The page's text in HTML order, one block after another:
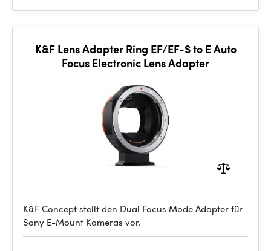
K&F Lens Adapter Ring EF/EF-S to E Auto
Focus Electronic Lens Adapter
K&F Concept stellt den Dual Focus Mode Adapter für
Sony E-Mount Kameras vor.